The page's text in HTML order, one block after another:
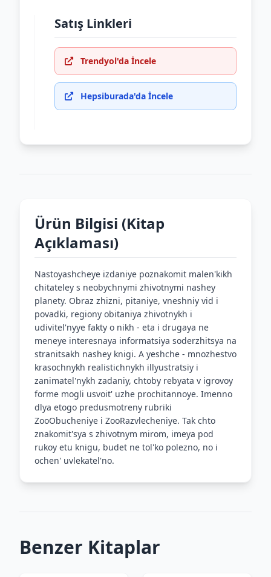
Satış Linkleri
Trendyol'da İncele
Hepsiburada'da İncele
Ürün Bilgisi (Kitap
Açıklaması)
Nastoyashcheye izdaniye poznakomit malen'kikh
chitateley s neobychnymi zhivotnymi nashey
planety. Obraz zhizni, pitaniye, vneshniy vid i
povadki, regiony obitaniya zhivotnykh i
udivitel'nyye fakty o nikh - eta i drugaya ne
meneye interesnaya informatsiya soderzhitsya na
stranitsakh nashey knigi. A yeshche - mnozhestvo
krasochnykh realistichnykh illyustratsiy i
zanimatel'nykh zadaniy, chtoby rebyata v igrovoy
forme mogli usvoit' uzhe prochitannoye. Imenno
dlya etogo predusmotreny rubriki
ZooObucheniye i ZooRazvlecheniye. Tak chto
znakomit'sya s zhivotnym mirom, imeya pod
rukoy etu knigu, budet ne tol'ko polezno, no i
ochen' uvlekatel'no.
Benzer Kitaplar